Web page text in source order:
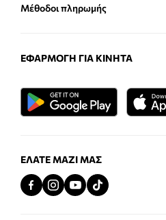
Μέθοδοι πληρωμής
ΕΦΑΡΜΟΓΉ ΓΙΑ ΚΙΝΗΤΆ
ΕΛΆΤΕ ΜΑΖΊ ΜΑΣ